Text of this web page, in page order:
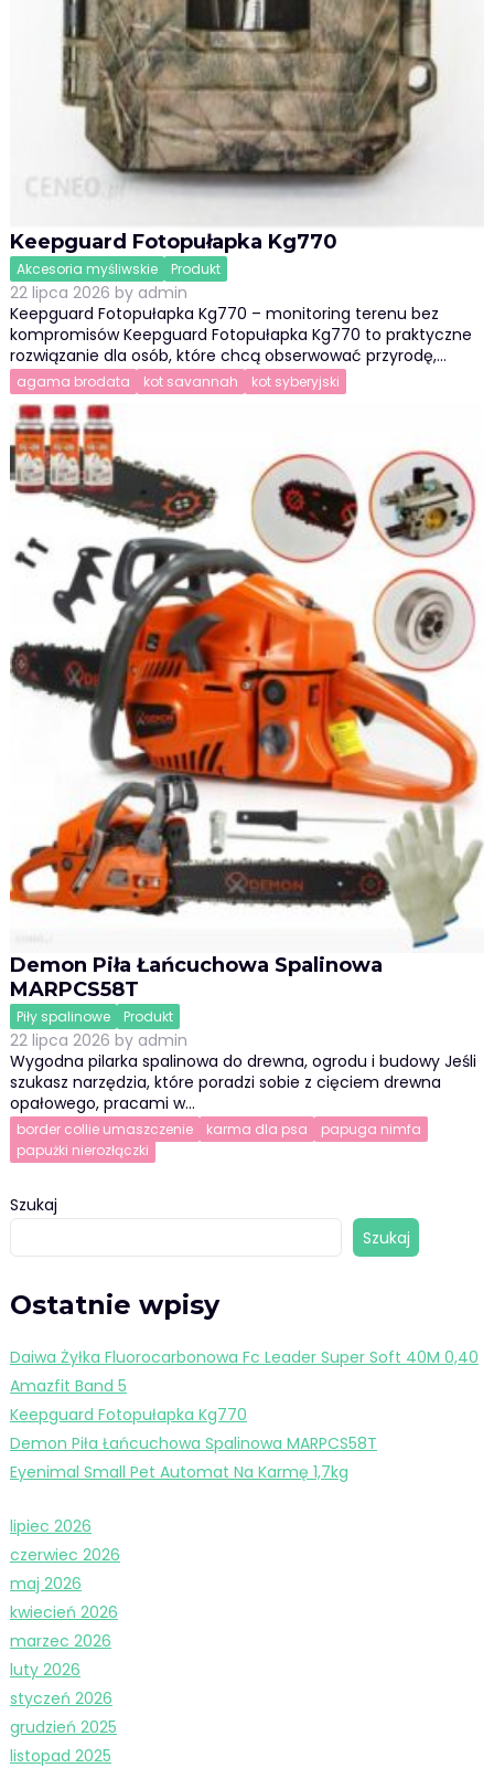
Keepguard Fotopułapka Kg770
Akcesoria myśliwskie Produkt
22 lipca 2026 by admin
Keepguard Fotopułapka Kg770 – monitoring terenu bez
kompromisów Keepguard Fotopułapka Kg770 to praktyczne
rozwiązanie dla osób, które chcą obserwować przyrodę,…
agama brodata kot savannah kot syberyjski
Demon Piła Łańcuchowa Spalinowa
MARPCS58T
Piły spalinowe Produkt
22 lipca 2026 by admin
Wygodna pilarka spalinowa do drewna, ogrodu i budowy Jeśli
szukasz narzędzia, które poradzi sobie z cięciem drewna
opałowego, pracami w…
border collie umaszczenie karma dla psa
papuga nimfa
papużki nierozłączki
Szukaj
Szukaj
Ostatnie wpisy
Daiwa Żyłka Fluorocarbonowa Fc Leader Super Soft 40M 0,40
Amazfit Band 5
Keepguard Fotopułapka Kg770
Demon Piła Łańcuchowa Spalinowa MARPCS58T
Eyenimal Small Pet Automat Na Karmę 1,7kg
lipiec 2026
czerwiec 2026
maj 2026
kwiecień 2026
marzec 2026
luty 2026
styczeń 2026
grudzień 2025
listopad 2025